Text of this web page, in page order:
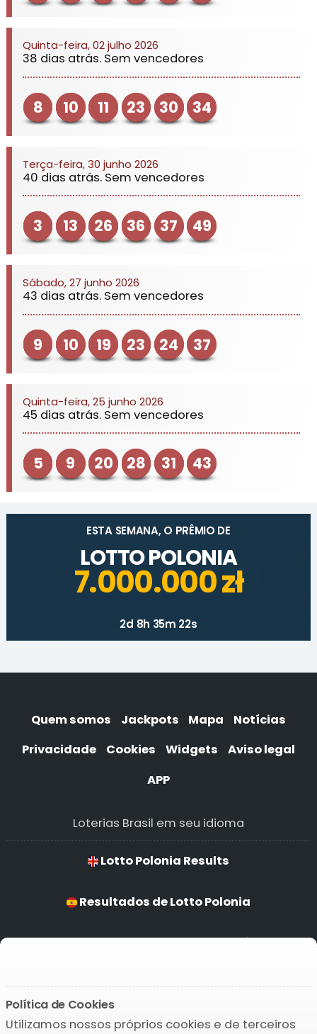
Quinta-feira, 02 julho 2026
38 dias atrás. Sem vencedores
8 10 11 23 30 34
Terça-feira, 30 junho 2026
40 dias atrás. Sem vencedores
3 13 26 36 37 49
Sábado, 27 junho 2026
43 dias atrás. Sem vencedores
9 10 19 23 24 37
Quinta-feira, 25 junho 2026
45 dias atrás. Sem vencedores
5 9 20 28 31 43
ESTA SEMANA, O PRÊMIO DE
LOTTO POLONIA
7.000.000 zł
2d 8h 35m 22s
Quem somos Jackpots Mapa
Notícias
Privacidade
Cookies Widgets
Aviso legal
APP
Loterias Brasil em seu idioma
Lotto Polonia Results
Resultados de Lotto Polonia
Resultados para Lotto Polonia
Ergebnisse von Lotto Polonia
Política de Cookies
Utilizamos nossos próprios cookies e de terceiros